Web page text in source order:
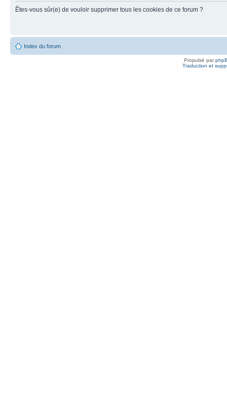
Êtes-vous sûr(e) de vouloir supprimer tous les cookies de ce forum ?
Index du forum
Propulsé par
Traduction et